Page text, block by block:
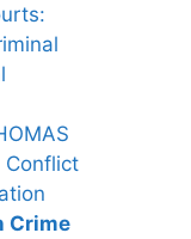
Conflict
Crime